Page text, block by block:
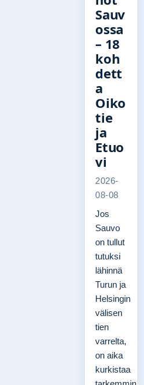
Sauv
ossa
– 18
koh
dett
a
Oiko
tie
ja
Etuo
vi
2026-
08-08
Jos
Sauvo
on tullut
tutuksi
lähinnä
Turun ja
Helsingin
välisen
tien
varrelta,
on aika
kurkistaa